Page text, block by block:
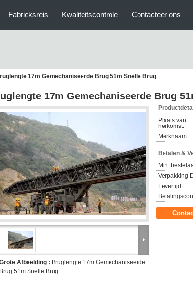
Fabrieksreis Kwaliteitscontrole Contacteer ons
17m Gemechaniseerde Brug 51m Snelle Brug
17m Gemechaniseerde Brug
Grote Afbeelding : Bruglengte 17m Gemechaniseerde
Brug 51m Snelle Brug
Plaats van
herkomst:
Merknaam:
Betalen &
Min.
Verpakking
Levertijd: